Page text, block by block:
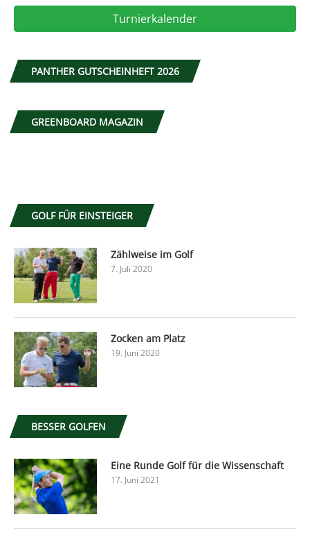
Turnierkalender
PANTHER GUTSCHEINHEFT 2026
GREENBOARD MAGAZIN
GOLF FÜR EINSTEIGER
Zählweise im Golf
7. Juli 2020
Zocken am Platz
19. Juni 2020
BESSER GOLFEN
Eine Runde Golf für die Wissenschaft
17. Juni 2021